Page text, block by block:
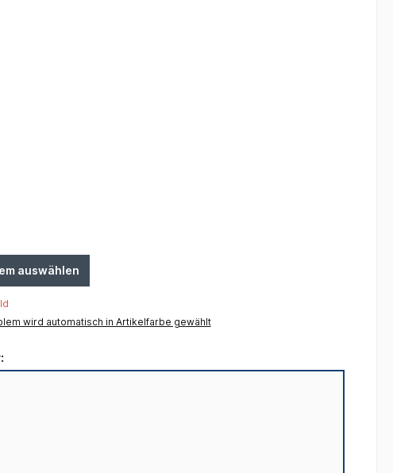
auswählen
wird automatisch in Artikelfarbe gewählt